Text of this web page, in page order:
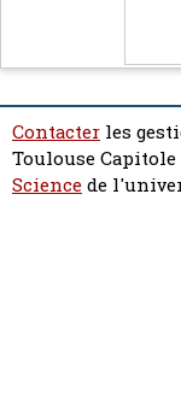
Contacter les
Toulouse
Sciencede